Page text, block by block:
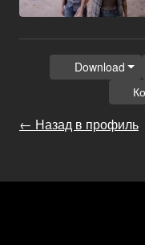
← Назад в профиль
Download